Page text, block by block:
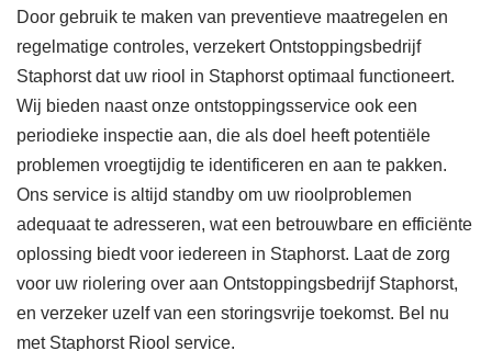
Door gebruik te maken van preventieve maatregelen en
regelmatige controles, verzekert Ontstoppingsbedrijf
Staphorst dat uw riool in Staphorst optimaal functioneert.
Wij bieden naast onze ontstoppingsservice ook een
periodieke inspectie aan, die als doel heeft potentiële
problemen vroegtijdig te identificeren en aan te pakken.
Ons service is altijd standby om uw rioolproblemen
adequaat te adresseren, wat een betrouwbare en efficiënte
oplossing biedt voor iedereen in Staphorst. Laat de zorg
voor uw riolering over aan Ontstoppingsbedrijf Staphorst,
en verzeker uzelf van een storingsvrije toekomst. Bel nu
met Staphorst Riool service.